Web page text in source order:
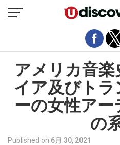
アメリカ音
イア及びト
ーの女性ア
の
Published on 6月 30, 2021
モバイルバー